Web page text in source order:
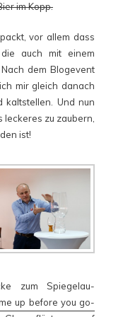
im Kopp.
vor allem dass
auch mit einem
dem Blogevent
mir gleich danach
kaltstellen. Und nun
zu zaubern,
ist!
zum Spiegelau-
up before you go-